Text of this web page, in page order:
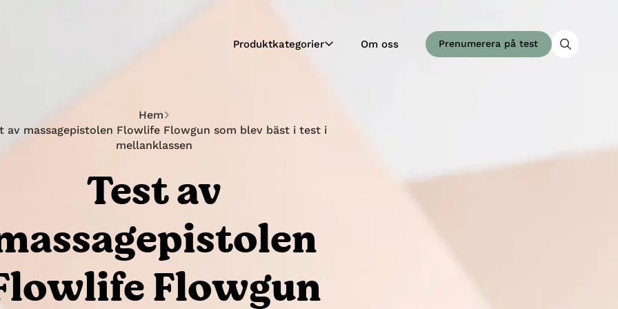
Produktkategorier Om oss Prenumerera på test
Hem
av massagepistolen Flowlife Flowgun som blev bäst i test i
mellanklassen
Test av
Flowgun